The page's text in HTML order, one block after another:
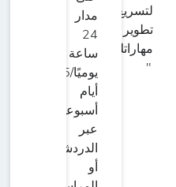
لتسريع
تطوير
مهاراتك.
مدار
24
ساعة
يوميًا/5
أيام
أسبوعيًا
عبر
الدردشة